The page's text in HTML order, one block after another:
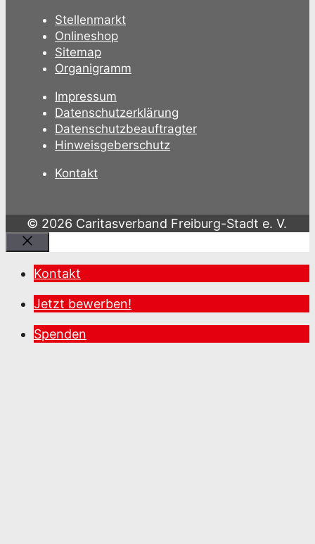
Stellenmarkt
Onlineshop
Sitemap
Organigramm
Impressum
Datenschutzerklärung
Datenschutzbeauftragter
Hinweisgeberschutz
Kontakt
© 2026 Caritasverband Freiburg-Stadt e. V.
Schließen
Kontakt
Jetzt bewerben!
Spenden